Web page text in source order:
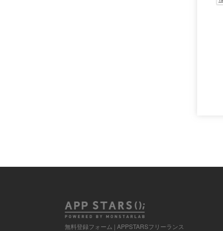
無料登録フォーム | APPSTARSフリーランス